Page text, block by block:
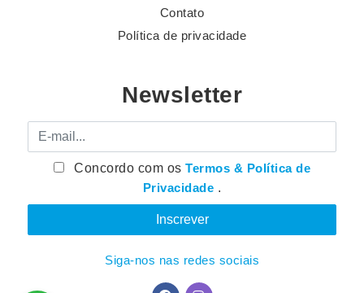
Contato
Política de privacidade
Newsletter
E-mail
Concordo com osTermos & Política de
Privacidade .
Siga-nos nas redes sociais